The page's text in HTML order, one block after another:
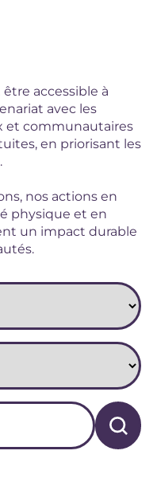
accessible à
avec les
et communautaires
en priorisant les
nos actions en
physique et en
un impact durable